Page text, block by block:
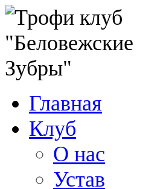
Главная
Клуб
О нас
Устав